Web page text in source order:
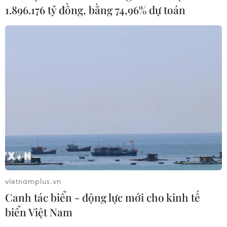
Hormuz
02/08/2026 22:47
Xem thêm
CƠ QUAN CHỦ QUẢN: THÔNG TẤN XÃ VIỆT NAM
1.896.176 tỷ đồng, bằng 74,96% dự toán
vietnamplus.vn
Canh tác biển - động lực mới cho kinh tế
biển Việt Nam